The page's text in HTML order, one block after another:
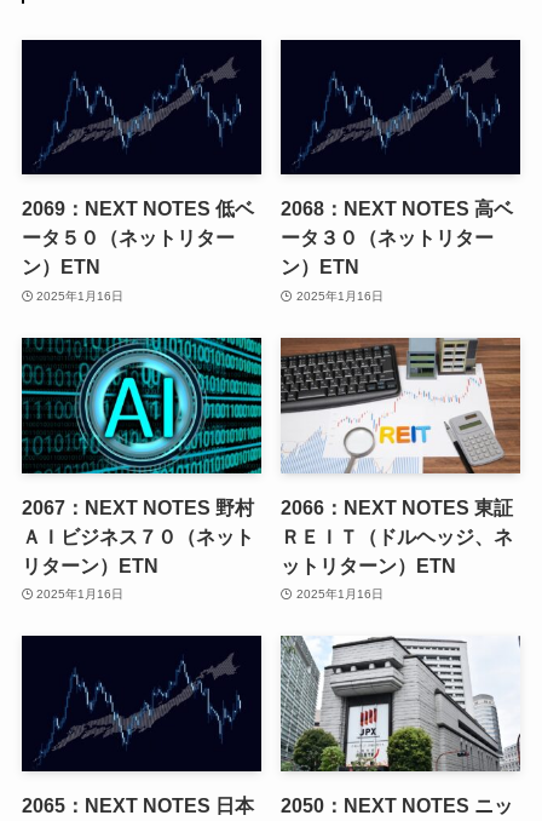
2069：NEXT NOTES 低ベ
ータ５０（ネットリター
ン）ETN
2025年1月16日
2068：NEXT NOTES 高ベ
ータ３０（ネットリター
ン）ETN
2025年1月16日
2067：NEXT NOTES 野村
ＡＩビジネス７０（ネット
リターン）ETN
2025年1月16日
2066：NEXT NOTES 東証
ＲＥＩＴ（ドルヘッジ、ネ
ットリターン）ETN
2025年1月16日
2065：NEXT NOTES 日本
2050：NEXT NOTES ニッ